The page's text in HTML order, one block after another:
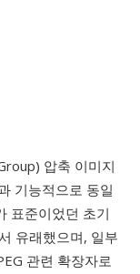
압축 이미지
기능적으로 동일
표준이었던 초기
유래했으며, 일부
관련 확장자로